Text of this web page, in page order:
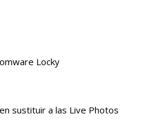
Locky
sustituir a las Live Photos